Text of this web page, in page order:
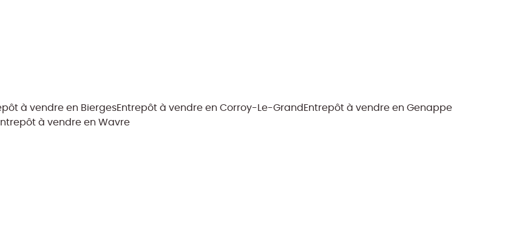
à vendre en BiergesEntrepôt à vendre en Corroy-Le-GrandEntrepôt à vendre en Genappe
à vendre en Wavre